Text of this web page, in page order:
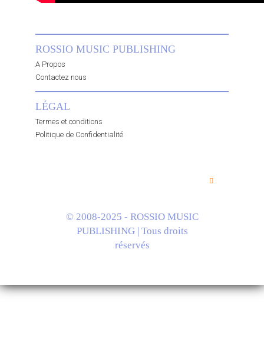
ROSSIO MUSIC PUBLISHING
A Propos
Contactez nous
LÉGAL
Termes et conditions
Politique de Confidentialité
© 2008-2025 - ROSSIO MUSIC
PUBLISHING | Tous droits
réservés